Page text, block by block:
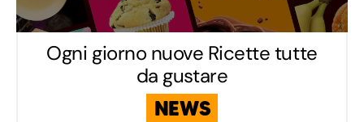
Ogni giorno nuove Ricette tutte
da gustare
NEWS